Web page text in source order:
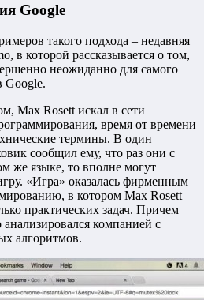
Google
такого подхода – недавняя
в которой рассказывается о том,
неожиданно для самого
Google.
Max Rosett искал в сети
время от времени
термины. В один
сообщил ему, что раз они с
же языке, то вполне могут
«Игра» оказалась фирменным
в котором Max Rosett
практических задач. Причем
компанией с
алгоритмов.